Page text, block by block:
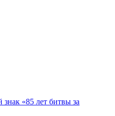
«85 лет битвы за